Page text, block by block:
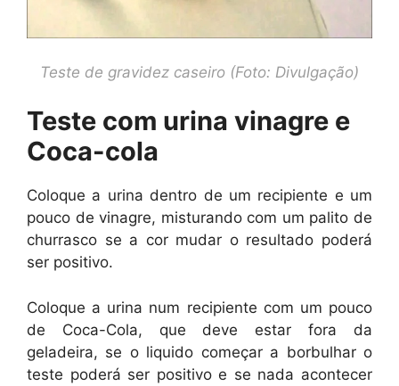
Teste de gravidez caseiro (Foto: Divulgação)
Teste com urina vinagre e
Coca-cola
Coloque a urina dentro de um recipiente e um
pouco de vinagre, misturando com um palito de
churrasco se a cor mudar o resultado poderá
ser positivo.
Coloque a urina num recipiente com um pouco
de Coca-Cola, que deve estar fora da
geladeira, se o liquido começar a borbulhar o
teste poderá ser positivo e se nada acontecer